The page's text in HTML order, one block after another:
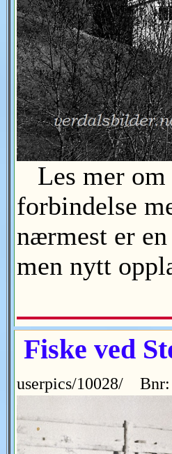
Les mer om
forbindelse
nærmest er
men nytt
Fiske ved
userpics/10028/ Bnr: